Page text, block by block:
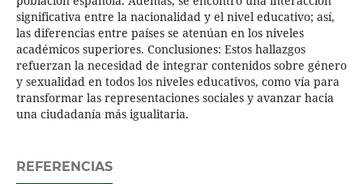
significativa entre la nacionalidad y el nivel educativo; así,
las diferencias entre países se atenúan en los niveles
académicos superiores. Conclusiones: Estos hallazgos
refuerzan la necesidad de integrar contenidos sobre género
y sexualidad en todos los niveles educativos, como vía para
transformar las representaciones sociales y avanzar hacia
una ciudadanía más igualitaria.
REFERENCIAS